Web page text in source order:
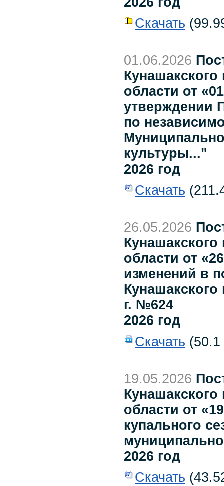
Скачать
01.06.2026
области от
утверждении
по
культуры..."
2026 год
Скачать
26.05.2026
области от
изменений в
Кунашакского
г. №624
2026 год
Скачать
19.05.2026
области от
купального
2026 год
Скачать